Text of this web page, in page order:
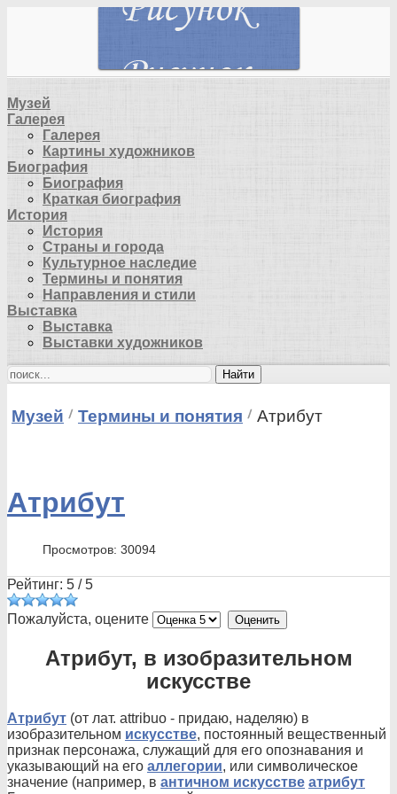
Музей
Галерея
Галерея
Картины художников
Биография
Биография
Краткая биография
История
История
Страны и города
Культурное наследие
Термины и понятия
Направления и стили
Выставка
Выставка
Выставки художников
Найти
Музей Термины и понятия Атрибут
Атрибут
Просмотров: 30094
Рейтинг: 5 /5
Пожалуйста, оцените
Атрибут, в изобразительном
искусстве
Атрибут (от лат. attribuo - придаю, наделяю) в
изобразительном искусстве, постоянный вещественный
признак персонажа, служащий для его опознавания и
указывающий на его аллегории, или символическое
значение (например, в античном искусстве атрибут